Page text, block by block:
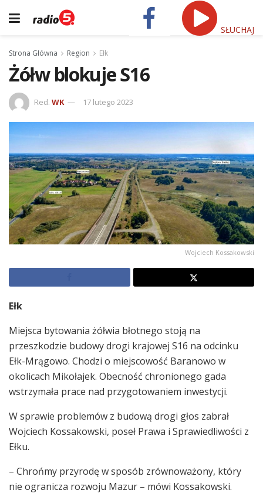
SŁUCHAJ
Strona Główna Region Ełk
Żółw blokuje S16
Red. WK 17 lutego 2023
Wojciech Kossakowski
Ełk
Miejsca bytowania żółwia błotnego stoją na
przeszkodzie budowy drogi krajowej S16 na odcinku
Ełk-Mrągowo. Chodzi o miejscowość Baranowo w
okolicach Mikołajek. Obecność chronionego gada
wstrzymała prace nad przygotowaniem inwestycji.
W sprawie problemów z budową drogi głos zabrał
Wojciech Kossakowski, poseł Prawa i Sprawiedliwości z
Ełku.
– Chrońmy przyrodę w sposób zrównoważony, który
nie ogranicza rozwoju Mazur – mówi Kossakowski.